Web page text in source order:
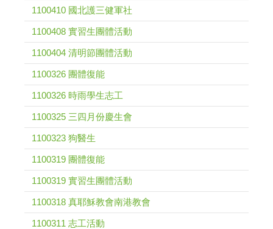
1100410 國北護三健軍社
1100408 實習生團體活動
1100404 清明節團體活動
1100326 團體復能
1100326 時雨學生志工
1100325 三四月份慶生會
1100323 狗醫生
1100319 團體復能
1100319 實習生團體活動
1100318 真耶穌教會南港教會
1100311 志工活動